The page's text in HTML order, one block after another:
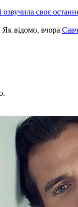
озвучила своє
Як відомо, вчора